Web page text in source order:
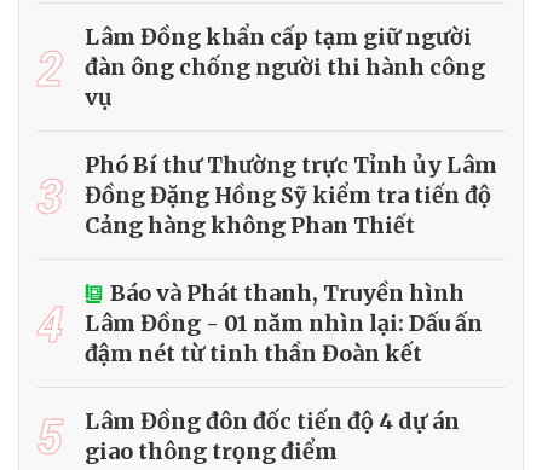
2
Lâm Đồng khẩn cấp tạm giữ người
đàn ông chống người thi hành công
vụ
3
Phó Bí thư Thường trực Tỉnh ủy Lâm
Đồng Đặng Hồng Sỹ kiểm tra tiến độ
Cảng hàng không Phan Thiết
4
Báo và Phát thanh, Truyền hình
Lâm Đồng - 01 năm nhìn lại: Dấu ấn
đậm nét từ tinh thần Đoàn kết
5
Lâm Đồng đôn đốc tiến độ 4 dự án
giao thông trọng điểm